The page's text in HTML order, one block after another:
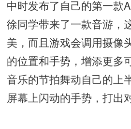
中时发布了自己的第一款
徐同学带来了一款音游，
美，而且游戏会调用摄像
的位置和手势，增添更多
音乐的节拍舞动自己的上
屏幕上闪动的手势，打出